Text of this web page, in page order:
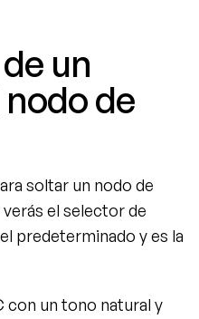
un
de
soltar un nodo de
el selector de
predeterminado y es la
con un tono natural y